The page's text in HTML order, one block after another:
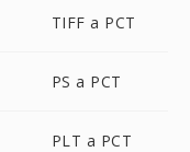
TIFF a PCT
PS a PCT
PLT a PCT